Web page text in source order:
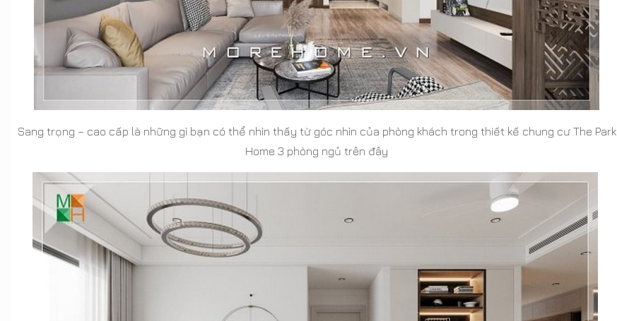
Sang trọng – cao cấp là những gì bạn có thể nhìn thấy từ góc nhìn của phòng khách trong thiết kế chung cư The Park
Home 3 phòng ngủ trên đây